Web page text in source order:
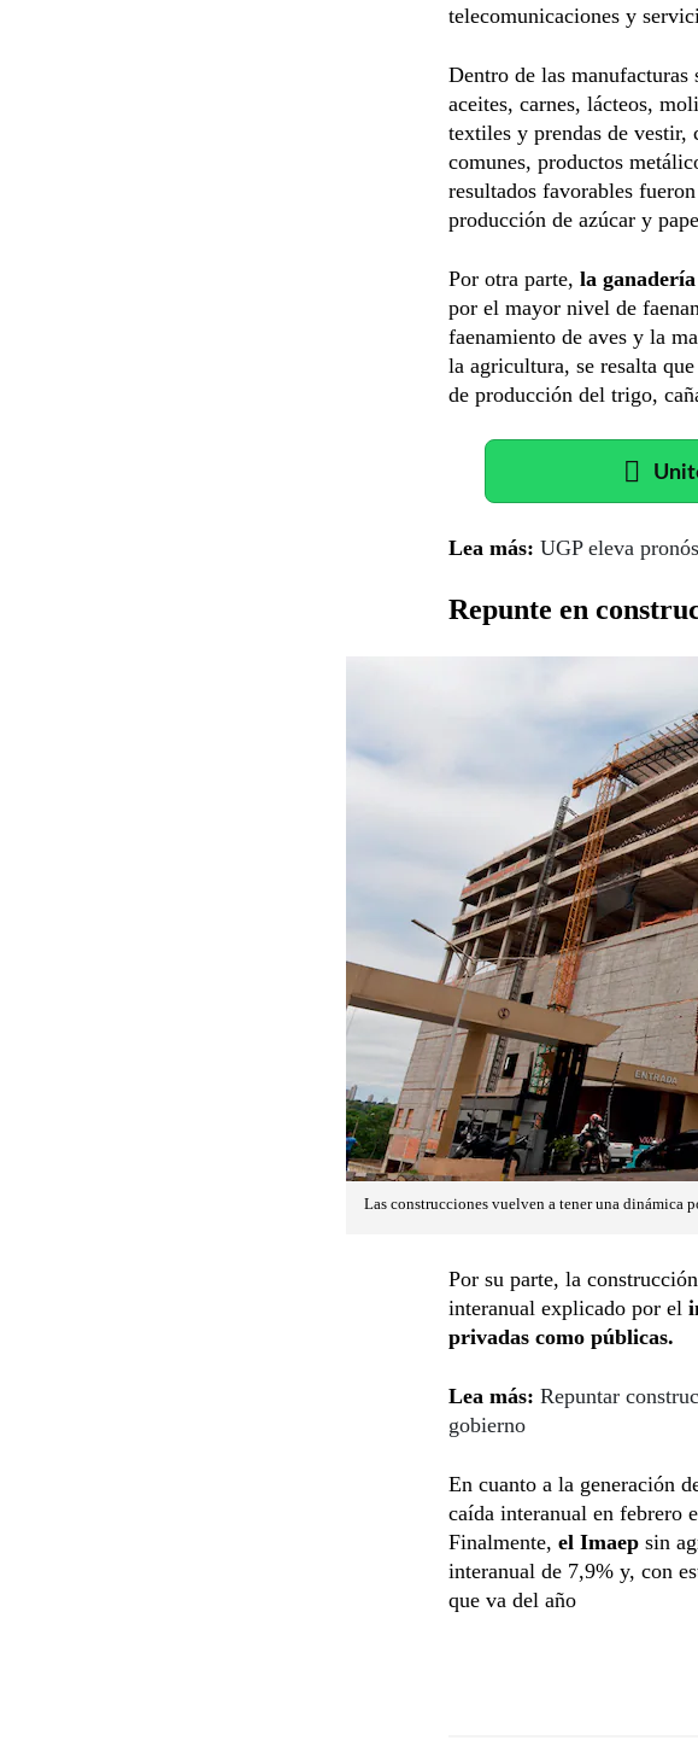
telecomunicaciones y
Dentro de las manufacturas
aceites, carnes, lácteos,
textiles y prendas de vestir,
comunes, productos
resultados favorables
producción de azúcar y
Por otra parte, la
por el mayor nivel de
faenamiento de aves y la
la agricultura, se resalta
de producción del trigo,
Lea más: UGP eleva
Repunte en
Las construcciones vuelven a tener una dinámica
Por su parte, la
interanual explicado por el
privadas como públicas.
Lea más: Repuntar
gobierno
En cuanto a la generación
caída interanual en febrero
Finalmente, el Imaep sin
interanual de 7,9% y, con
que va del año